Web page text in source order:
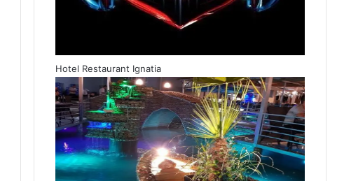
Hotel Restaurant Ignatia